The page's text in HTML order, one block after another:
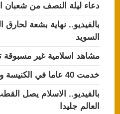
دعاء ليلة النصف من شعبان
بالفيديو.. نهاية بشعة
السويد
مشاهد اسلامية غير مسبوقة
خدمت 40 عاما في الكنيسة والان اعترف بهذا السر!
بالفيديو.. الاسلام يصل
العالم جليدا